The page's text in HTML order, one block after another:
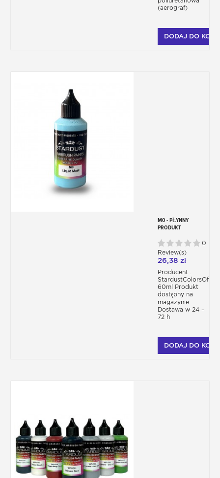
(aerograf)
DODAJ DO
M0 - PŁYNNY
PRODUKT
0
Review(s)
26,38 zł
Producent :
StardustColorsOferta
60ml Produkt
dostępny na
magazynie
Dostawa w 24 –
72 h
DODAJ DO